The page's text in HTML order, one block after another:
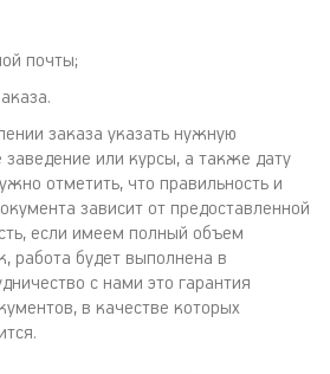
почты;
заказа указать нужную
заведение или курсы, а также дату
отметить, что правильность и
зависит от предоставленной
если имеем полный объем
работа будет выполнена в
с нами это гарантия
в качестве которых